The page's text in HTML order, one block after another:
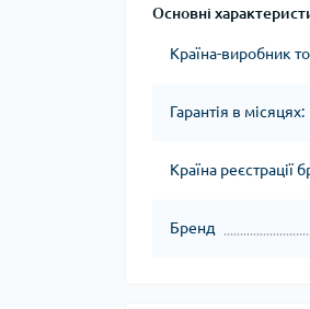
Основні
Країна-виробник
Гарантія в місяцях:
Країна реєстрації
Бренд